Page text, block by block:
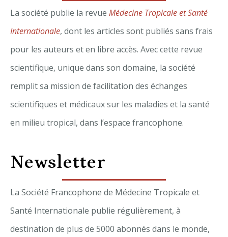
La société publie la revue Médecine Tropicale et Santé
Internationale, dont les articles sont publiés sans frais
pour les auteurs et en libre accès. Avec cette revue
scientifique, unique dans son domaine, la société
remplit sa mission de facilitation des échanges
scientifiques et médicaux sur les maladies et la santé
en milieu tropical, dans l’espace francophone.
Newsletter
La Société Francophone de Médecine Tropicale et
Santé Internationale publie régulièrement, à
destination de plus de 5000 abonnés dans le monde,